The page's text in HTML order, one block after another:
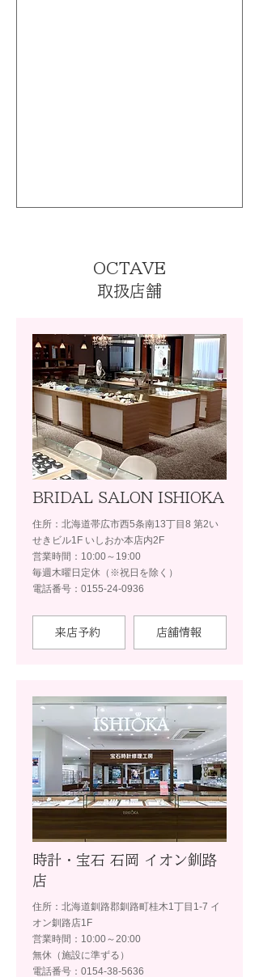
OCTAVE
取扱店舗
BRIDAL SALON ISHIOKA
住所：北海道帯広市西5条南13丁目8 第2い
せきビル1F いしおか本店内2F
営業時間：10:00～19:00
毎週木曜日定休（※祝日を除く）
電話番号：0155-24-0936
来店予約 店舗情報
時計・宝石 石岡 イオン釧路
店
住所：北海道釧路郡釧路町桂木1丁目1-7 イ
オン釧路店1F
営業時間：10:00～20:00
無休（施設に準ずる）
電話番号：0154-38-5636